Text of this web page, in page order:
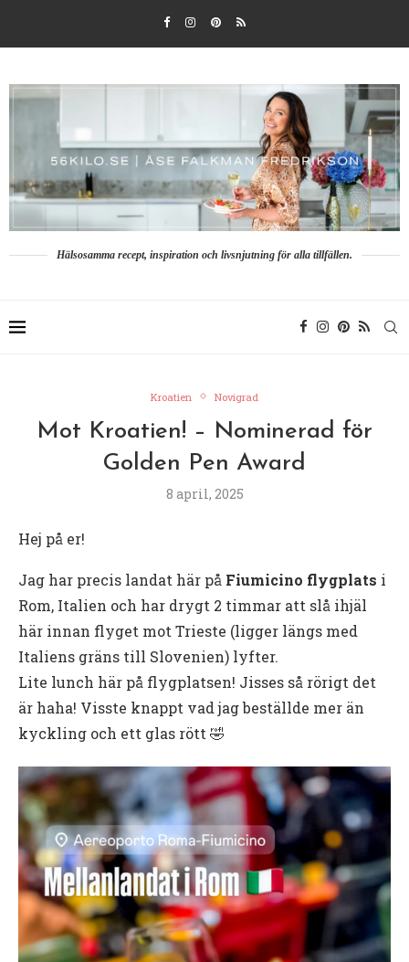
Hälsosamma recept, inspiration och livsnjutning för alla tillfällen.
Kroatien Novigrad
Mot Kroatien! – Nominerad för
Golden Pen Award
8 april, 2025
Hej på er!
Jag har precis landat här på Fiumicino flygplats i
Rom, Italien och har drygt 2 timmar att slå ihjäl
här innan flyget mot Trieste (ligger längs med
Italiens gräns till Slovenien) lyfter.
Lite lunch här på flygplatsen! Jisses så rörigt det
är haha! Visste knappt vad jag beställde mer än
kyckling och ett glas rött 🤣